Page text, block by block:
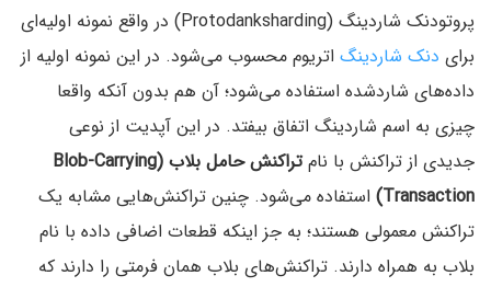
پروتودنک شاردینگ (Protodanksharding) در واقع نمونه اولیه‌ای
برای دنک شاردینگ اتریوم محسوب می‌شود. در این نمونه اولیه از
داده‌های شاردشده استفاده می‌شود؛ آن هم بدون آنکه واقعا
چیزی به اسم شاردینگ اتفاق بیفتد. در این آپدیت از نوعی
جدیدی از تراکنش با نام
تراکنش‌ حامل بلاب (Blob-Carrying
Transaction) استفاده می‌شود. چنین تراکنش‌هایی مشابه یک
تراکنش معمولی هستند؛ به جز اینکه قطعات اضافی داده با نام
بلاب به همراه دارند. تراکنش‌های بلاب همان فرمتی را دارند که